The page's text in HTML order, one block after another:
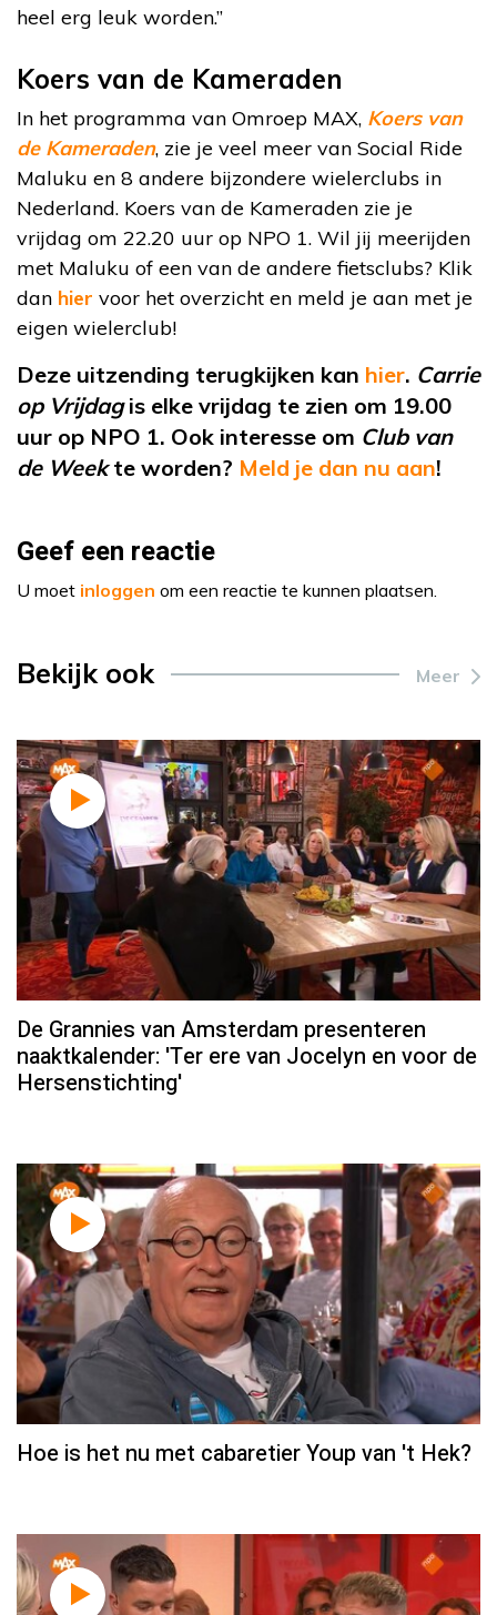
heel erg leuk worden.”
Koers van de Kameraden
In het programma van Omroep MAX, Koers van
de Kameraden, zie je veel meer van Social Ride
Maluku en 8 andere bijzondere wielerclubs in
Nederland. Koers van de Kameraden zie je
vrijdag om 22.20 uur op NPO 1. Wil jij meerijden
met Maluku of een van de andere fietsclubs? Klik
dan hier voor het overzicht en meld je aan met je
eigen wielerclub!
Deze uitzending terugkijken kan hier. Carrie
op Vrijdagis elke vrijdag te zien om 19.00
uur op NPO 1. Ook interesse om Club van
de Weekte worden? Meld je dan nu aan!
Geef een reactie
U moet inloggen om een reactie te kunnen plaatsen.
Bekijk ook Meer
De Grannies van Amsterdam presenteren
naaktkalender: 'Ter ere van Jocelyn en voor de
Hersenstichting'
Hoe is het nu met cabaretier Youp van 't Hek?